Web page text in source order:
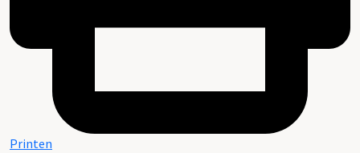
Printen